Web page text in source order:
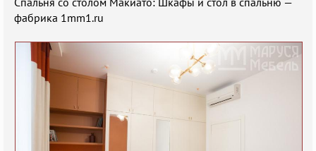
фабрика 1mm1.ru